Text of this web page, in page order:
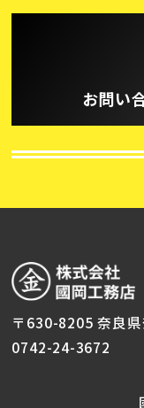
お問い
〒630-8205 奈良
0742-24-3672